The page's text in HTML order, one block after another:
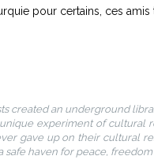
pour certains, ces
created an underground
experiment of
gave up on their cultural
haven for peace,